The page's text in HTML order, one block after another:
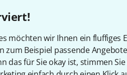
möchten wir Ihnen ein
zum Beispiel passende
das für Sie okay ist, stimmen